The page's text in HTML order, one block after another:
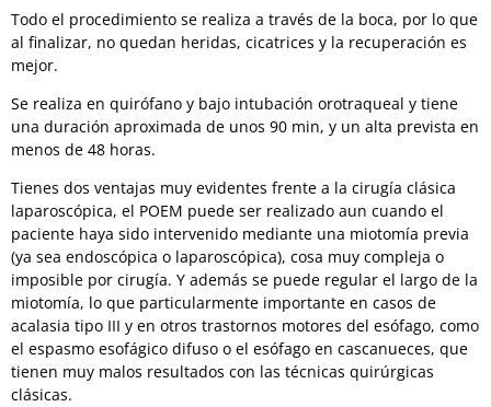
Todo el procedimiento se realiza a través de la boca, por lo que
al finalizar, no quedan heridas, cicatrices y la recuperación es
mejor.
Se realiza en quirófano y bajo intubación orotraqueal y tiene
una duración aproximada de unos 90 min, y un alta prevista en
menos de 48 horas.
Tienes dos ventajas muy evidentes frente a la cirugía clásica
laparoscópica, el POEM puede ser realizado aun cuando el
paciente haya sido intervenido mediante una miotomía previa
(ya sea endoscópica o laparoscópica), cosa muy compleja o
imposible por cirugía. Y además se puede regular el largo de la
miotomía, lo que particularmente importante en casos de
acalasia tipo III y en otros trastornos motores del esófago, como
el espasmo esofágico difuso o el esófago en cascanueces, que
tienen muy malos resultados con las técnicas quirúrgicas
clásicas.